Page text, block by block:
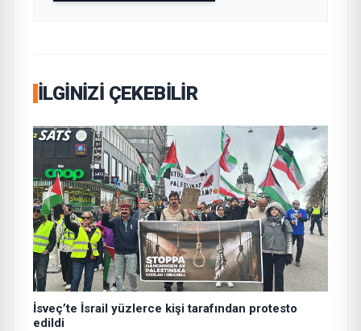
İLGINIZI ÇEKEBILIR
İsveç’te İsrail yüzlerce kişi tarafından protesto
edildi